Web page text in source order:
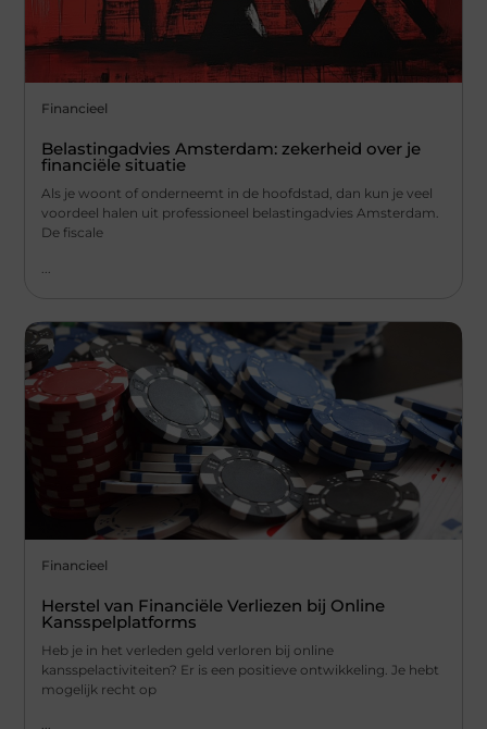
Financieel
Belastingadvies Amsterdam: zekerheid over je
financiële situatie
Als je woont of onderneemt in de hoofdstad, dan kun je veel
voordeel halen uit professioneel belastingadvies Amsterdam.
De fiscale
Financieel
Herstel van Financiële Verliezen bij Online
Kansspelplatforms
Heb je in het verleden geld verloren bij online
kansspelactiviteiten? Er is een positieve ontwikkeling. Je hebt
mogelijk recht op